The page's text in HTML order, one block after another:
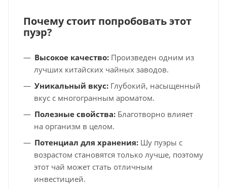
Почему стоит попробовать этот
пуэр?
Высокое качество: Произведен одним из
лучших китайских чайных заводов.
Уникальный вкус: Глубокий, насыщенный
вкус с многогранным ароматом.
Полезные свойства: Благотворно влияет
на организм в целом.
Потенциал для хранения: Шу пуэры с
возрастом становятся только лучше, поэтому
этот чай может стать отличным
инвестицией.